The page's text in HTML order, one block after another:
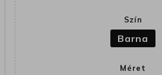
Szín
Barna
Méret